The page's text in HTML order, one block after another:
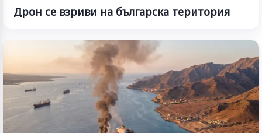
Дрон се взриви на българска територия